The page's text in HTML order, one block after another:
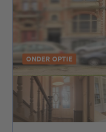
ONDER OPTIE